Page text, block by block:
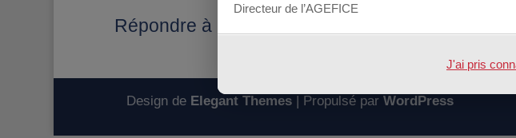
Répondre à : PLATEFORME
Design de Elegant Themes| Propulsé par WordPress
Directeur de l’AGEFICE
J'ai pris